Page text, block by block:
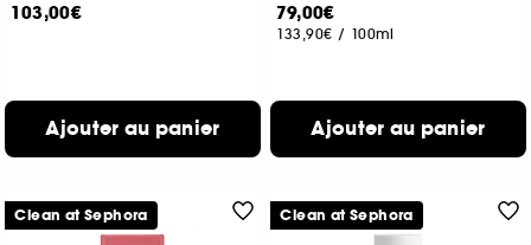
103,00€
Ajouter au panier
79,00€
133,90€ / 100ml
Ajouter au panier
Clean at Sephora Clean at Sephora